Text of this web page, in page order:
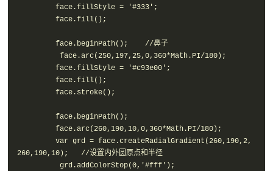
face.fillStyle = '#333';
face.fill();
face.beginPath();    //鼻子
face.arc(250,197,25,0,360*Math.PI/180);
face.fillStyle = '#c93e00';
face.fill();
face.stroke();
face.beginPath();
face.arc(260,190,10,0,360*Math.PI/180);
var grd = face.createRadialGradient(260,190,2,
260,190,10);   //设置内外圆原点和半径
grd.addColorStop(0,'#fff');